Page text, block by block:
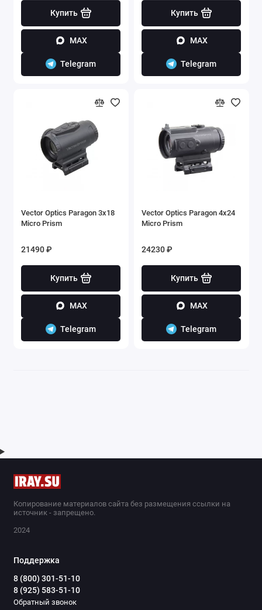
Купить
MAX
Telegram
Купить
MAX
Telegram
Vector Optics Paragon 3x18
Micro Prism
21490 ₽
Купить
MAX
Telegram
Vector Optics Paragon 4x24
Micro Prism
24230 ₽
Купить
MAX
Telegram
Копирование материалов сайта без размещения ссылки на
источник - запрещено.
2024
Поддержка
8 (800) 301-51-10
8 (925) 583-51-10
Обратный звонок